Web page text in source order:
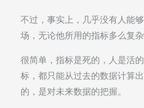
不过，事实上，几乎没有人能
场，无论他所用的指标多么复杂
很简单，指标是死的，人是活
标，都只能从过去的数据计算
的，是对未来数据的把握。